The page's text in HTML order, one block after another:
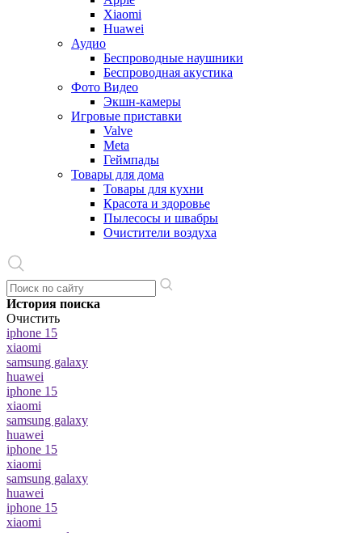
Xiaomi
Huawei
Аудио
Беспроводные наушники
Беспроводная акустика
Фото Видео
Экшн-камеры
Игровые приставки
Valve
Meta
Геймпады
Товары для дома
Товары для кухни
Красота и здоровье
Пылесосы и швабры
Очистители воздуха
История поиска
Очистить
iphone 15
xiaomi
samsung galaxy
huawei
iphone 15
xiaomi
samsung galaxy
huawei
iphone 15
xiaomi
samsung galaxy
huawei
iphone 15
xiaomi